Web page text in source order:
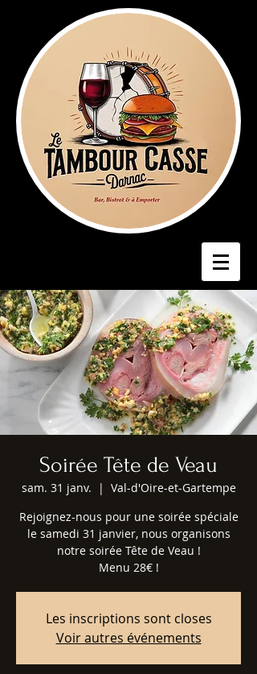
Soirée Tête de Veau
sam. 31 janv.
  |
Val-d'Oire-et-Gartempe
Rejoignez-nous pour une soirée spéciale
le samedi 31 janvier, nous organisons
notre soirée Tête de Veau !
Menu 28€ !
Les inscriptions sont closes
Voir autres événements